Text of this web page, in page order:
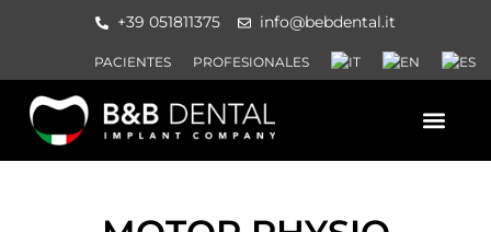
+39 051811375 info@bebdental.it
PACIENTES PROFESIONALES